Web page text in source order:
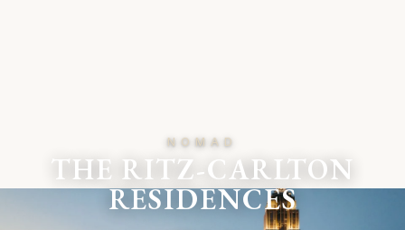
NOMAD
THE RITZ-CARLTON
RESIDENCES